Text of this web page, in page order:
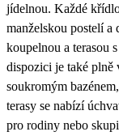
jídelnou. Každé
manželskou postelí a
koupelnou a terasou
dispozici je také plně
soukromým
terasy se nabízí
pro rodiny nebo